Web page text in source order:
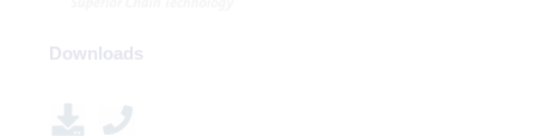
Downloads